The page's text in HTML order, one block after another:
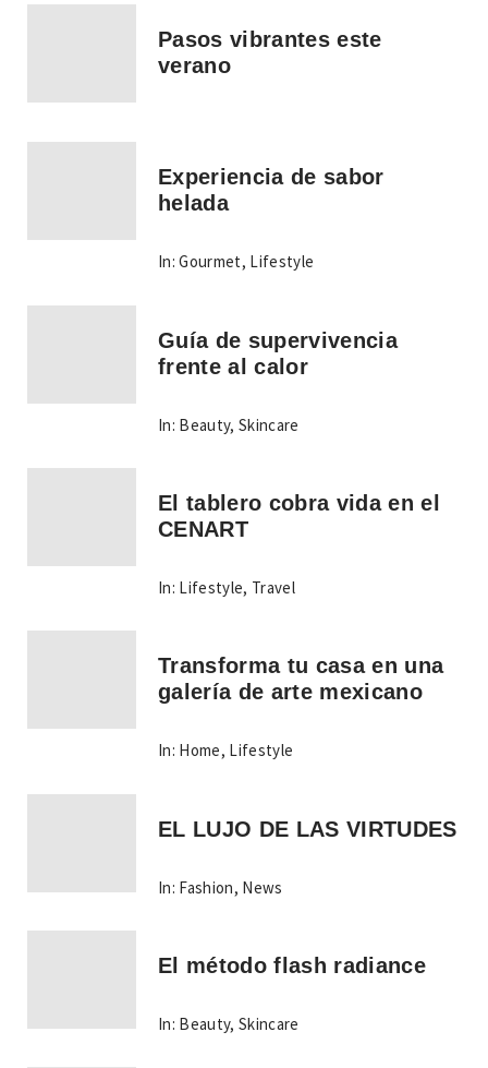
Pasos vibrantes este
verano
Experiencia de sabor
helada
In: Gourmet, Lifestyle
Guía de supervivencia
frente al calor
In: Beauty,Skincare
El tablero cobra vida en el
CENART
In: Lifestyle, Travel
Transforma tu casa en una
galería de arte mexicano
In: Home, Lifestyle
EL LUJO DE LAS VIRTUDES
In: Fashion, News
El método flash radiance
In: Beauty,Skincare